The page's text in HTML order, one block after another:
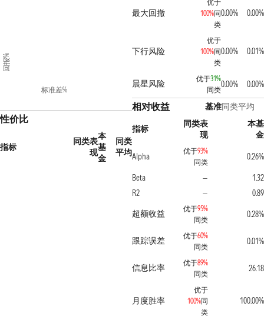
标准差%
回报%
性价比
指标
同类表
现
本
基
金
同类
平均
最大回撤
优于
100%同
类
0.00% 0.00%
下行风险
优于
100%同
类
0.00% 0.01%
晨星风险 优于31%
同类
0.00% 0.00%
相对收益 基准同类平均
指标
同类表
现
本基
金
Alpha
优于93%
同类
0.26%
Beta
—
1.32
R2
—
0.89
超额收益
优于95%
同类
0.28%
跟踪误差 优于60%
同类
0.01%
信息比率 优于89%
同类
26.18
月度胜率
优于
100%同
类
100.00%